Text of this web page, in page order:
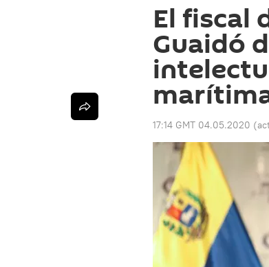
El fiscal
Guaidó
17:14 GMT 04.05.2020